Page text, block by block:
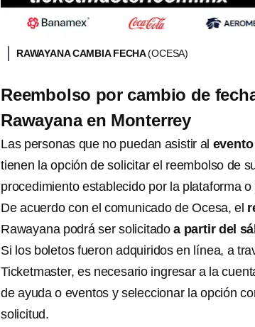
RAWAYANA CAMBIA FECHA(OCESA)
Reembolso por cambio de
Rawayana en Monterrey
Las personas que no puedan asistir al
tienen la opción de solicitar el reembolso de
procedimiento establecido por la plataforma
De acuerdo con el comunicado de Ocesa, el
Rawayana podrá ser solicitadoa partir del
Si los boletos fueron adquiridos en línea, a
Ticketmaster, es necesario ingresar a la
de ayuda o eventos y seleccionar la opción
solicitud.